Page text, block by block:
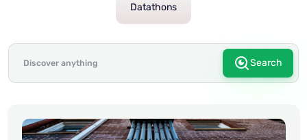
Datathons
Search